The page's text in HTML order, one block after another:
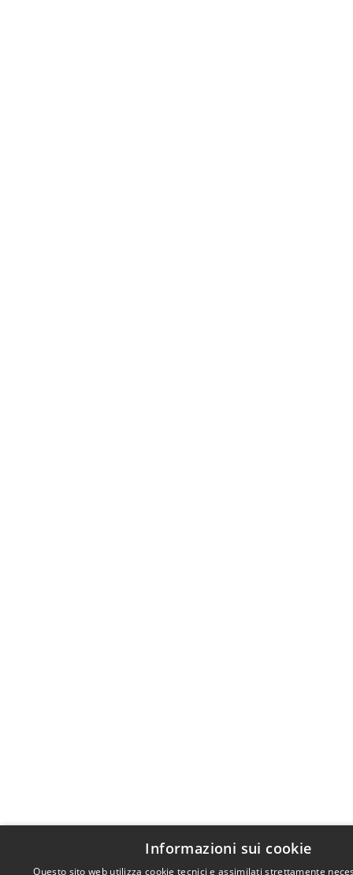
Informazioni sui cookie
Questo sito web utilizza cookie tecnici e assimilati strettamente